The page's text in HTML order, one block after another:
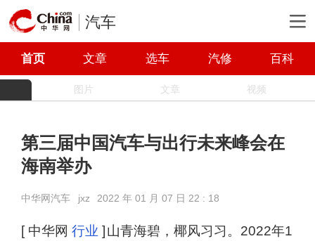
汽车
首页 文章 选车 汽修 百科
图片 文章 视频
第三届中国汽车与出行未来峰会在
海南举办
中华网汽车 jxz 2022 年 01 月 07 日 22 : 18
[ 中华网 行业 ] 山青海碧，椰风习习。2022年1